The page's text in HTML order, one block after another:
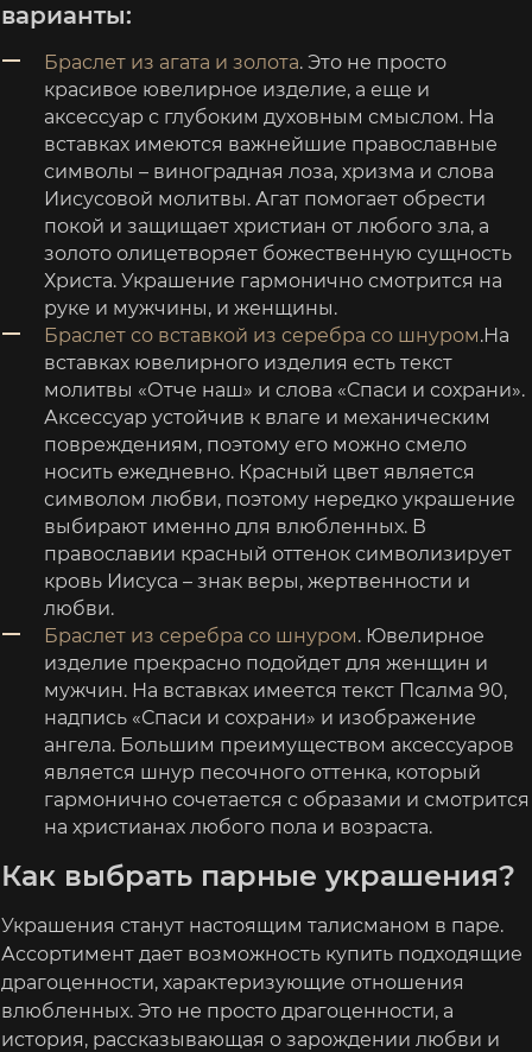
варианты:
Браслет из агата и золота. Это не просто
красивое ювелирное изделие, а еще и
аксессуар с глубоким духовным смыслом. На
вставках имеются важнейшие православные
символы – виноградная лоза, хризма и слова
Иисусовой молитвы. Агат помогает обрести
покой и защищает христиан от любого зла, а
золото олицетворяет божественную сущность
Христа. Украшение гармонично смотрится на
руке и мужчины, и женщины.
Браслет со вставкой из серебра со шнуром.На
вставках ювелирного изделия есть текст
молитвы «Отче наш» и слова «Спаси и сохрани».
Аксессуар устойчив к влаге и механическим
повреждениям, поэтому его можно смело
носить ежедневно. Красный цвет является
символом любви, поэтому нередко украшение
выбирают именно для влюбленных. В
православии красный оттенок символизирует
кровь Иисуса – знак веры, жертвенности и
любви.
Браслет из серебра со шнуром. Ювелирное
изделие прекрасно подойдет для женщин и
мужчин. На вставках имеется текст Псалма 90,
надпись «Спаси и сохрани» и изображение
ангела. Большим преимуществом аксессуаров
является шнур песочного оттенка, который
гармонично сочетается с образами и смотрится
на христианах любого пола и возраста.
Как выбрать парные украшения?
Украшения станут настоящим талисманом в паре.
Ассортимент дает возможность купить подходящие
драгоценности, характеризующие отношения
влюбленных. Это не просто драгоценности, а
история, рассказывающая о зарождении любви и